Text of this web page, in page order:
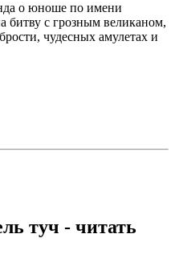
о юноше по имени
битву с грозным великаном,
чудесных амулетах и
туч - читать